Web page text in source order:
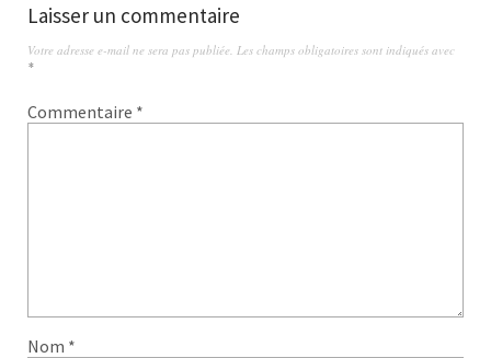
Laisser un commentaire
Votre adresse e-mail ne sera pas publiée. Les champs obligatoires sont indiqués avec
*
Commentaire *
Nom *